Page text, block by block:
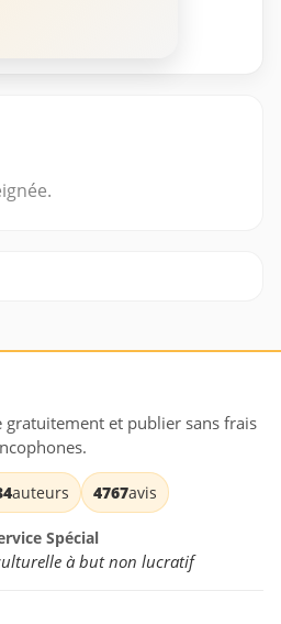
et publier sans frais
auteurs 4767avis
Spécial
à but non lucratif